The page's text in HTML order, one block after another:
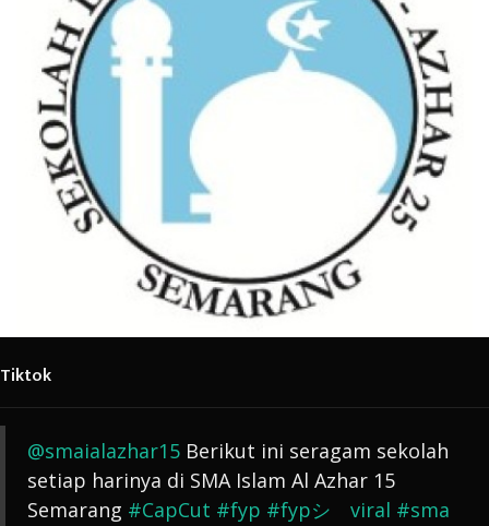
Tiktok
@smaialazhar15 Berikut ini seragam sekolah
setiap harinya di SMA Islam Al Azhar 15
Semarang #CapCut #fyp #fypシ゚viral #sma